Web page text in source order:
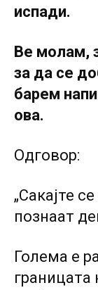
испади.
Ве молам,
за да се
барем
ова.
Одговор:
„Сакајте
познаат
Голема е
границата